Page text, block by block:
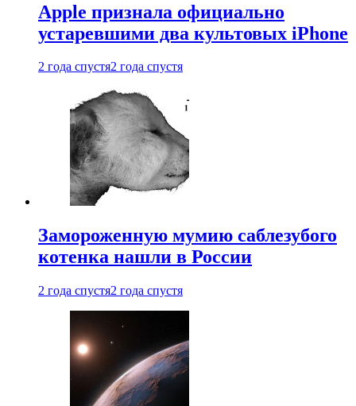
Apple признала официально
устаревшими два культовых iPhone
2 года спустя2 года спустя
Замороженную мумию саблезубого
котенка нашли в России
2 года спустя2 года спустя